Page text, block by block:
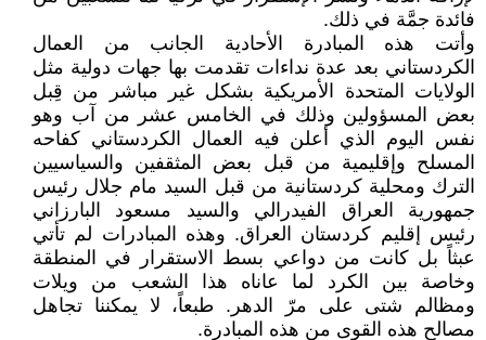
فائدة جمَّة في ذلك.
وأتت هذه المبادرة الأحادية الجانب من العمال
الكردستاني بعد عدة نداءات تقدمت بها جهات دولية مثل
الولايات المتحدة الأمريكية بشكل غير مباشر من قِبل
بعض المسؤولين وذلك في الخامس عشر من آب وهو
نفس اليوم الذي أعلن فيه العمال الكردستاني كفاحه
المسلح وإقليمية من قبل بعض المثقفين والسياسيين
الترك ومحلية كردستانية من قبل السيد مام جلال رئيس
جمهورية العراق الفيدرالي والسيد مسعود البارزاني
رئيس إقليم كردستان العراق. وهذه المبادرات لم تأتي
عبثاً بل كانت من دواعي بسط الاستقرار في المنطقة
وخاصة بين الكرد لما عاناه هذا الشعب من ويلات
ومظالم شتى على مرّ الدهر. طبعاً، لا يمكننا تجاهل
مصالح هذه القوى من هذه المبادرة.